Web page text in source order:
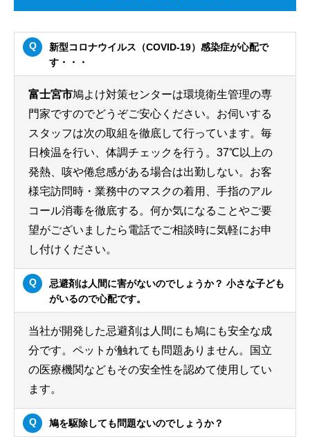
新型コロナウイルス（COVID-19）感染症が心配で
す・・・
富士宮市鳩よけ対策センターは環境衛生管理の専
門家ですのでどうぞご安心ください。お伺いする
スタッフは次の取組を徹底して行っています。毎
日検温を行い、体調チェックを行う。37℃以上の
発熱、咳や倦怠感がある場合は出勤しない。お客
様宅訪問時・業務中のマスクの着用、手指のアル
コール消毒を徹底する。何か気になることやご要
望がございましたら電話でご相談時に気軽にお申
し付けください。
忌避剤は人間に害がないのでしょうか？ 小さな子ども
がいるので心配です。
当社が開発した忌避剤は人間にも鳩にも安全な成
分です。ペットが触れても問題ありません。国立
の医療機関などもその安全性を認めて使用してい
ます。
鳩を駆除しても問題ないのでしょうか？